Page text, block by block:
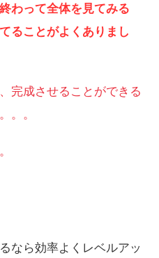
わって全体を見てみる
ることがよくありまし
完成させることができる
。。
なら効率よくレベルアッ